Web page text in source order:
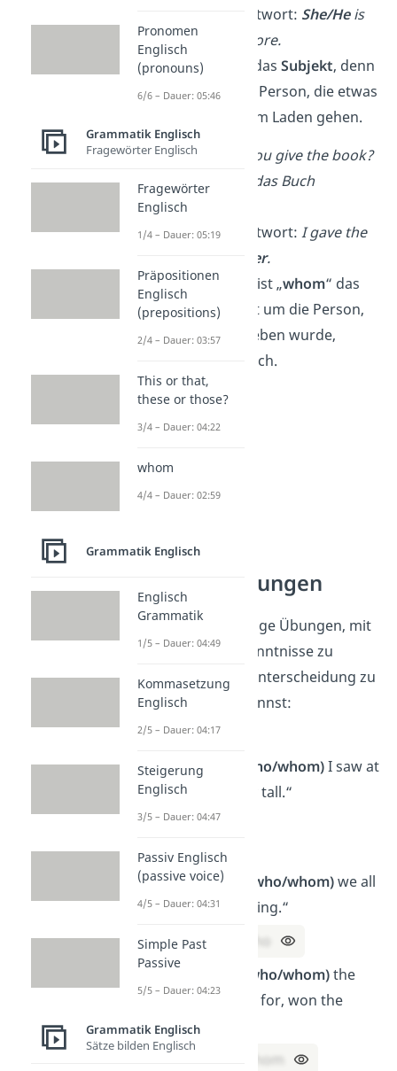
➡️ mögliche Antwort: She/Heis
going to the store.
Hier ist „
“ das Subjekt, denn
es geht um die Person, die etwas
tut, nämlich zum Laden gehen.
Towhom
did you give the book?
(Wem hast du das Buch
gegeben?)
➡️ mögliche Antwort: I gave the
him/her.
In diesem Satz ist „whom“ das
Objekt. Es geht um die Person,
der etwas gegeben wurde,
nämlich das Buch.
whom — Übungen
Hier findest du einige Übungen, mit
denen du deine Kenntnisse zu
„whom“ und der Unterscheidung zu
„who“ vertiefen kannst:
Beispiel
Satz: „The man,
(who/whom)I saw at
the store, was very tall.“
→ Lösung: whom
„The teacher, (who/whom)we all
respect, is retiring.“
→ Lösung:
(who/whom)the
crowd cheered for, won the
race.“
whom
Pronomen
Englisch
(pronouns)
6/6 – Dauer: 05:46
Grammatik Englisch
Fragewörter Englisch
Fragewörter
Englisch
1/4 – Dauer: 05:19
Präpositionen
Englisch
(prepositions)
2/4 – Dauer: 03:57
This or that,
these or those?
3/4 – Dauer: 04:22
whom
4/4 – Dauer: 02:59
Grammatik Englisch
Englisch
Grammatik
1/5 – Dauer: 04:49
Kommasetzung
Englisch
2/5 – Dauer: 04:17
Steigerung
Englisch
3/5 – Dauer: 04:47
Passiv Englisch
(passive voice)
4/5 – Dauer: 04:31
Simple Past
Passive
5/5 – Dauer: 04:23
Grammatik Englisch
Sätze bilden Englisch